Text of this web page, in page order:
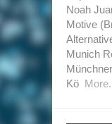
Noah
Motive
Munich
Kö